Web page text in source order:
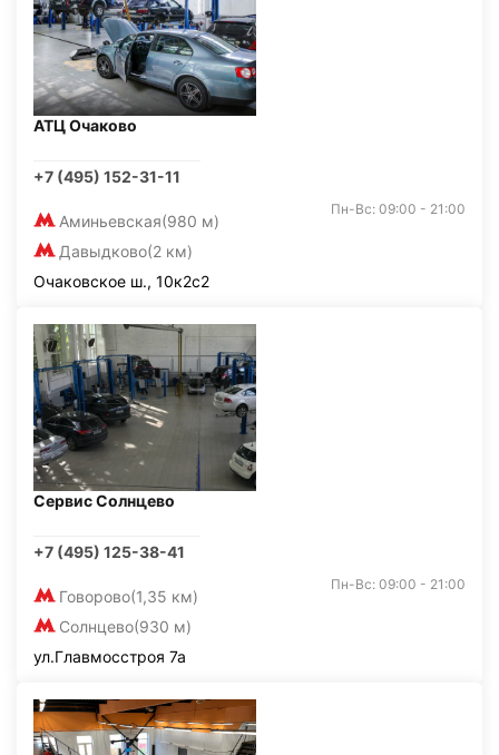
АТЦ Очаково
+7 (495) 152-31-11
Аминьевская(980 м)
Давыдково(2 км)
Пн-Вс: 09:00 - 21:00
Очаковское ш., 10к2с2
Сервис Солнцево
+7 (495) 125-38-41
Говорово(1,35 км)
Солнцево(930 м)
Пн-Вс: 09:00 - 21:00
ул.Главмосстроя 7а